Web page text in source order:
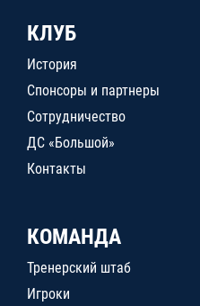
КЛУБ
История
Спонсоры и партнеры
Сотрудничество
ДС «Большой»
Контакты
КОМАНДА
Тренерский штаб
Игроки